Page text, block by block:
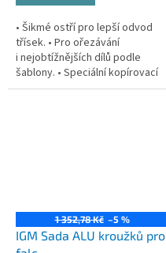
• Šikmé ostří pro lepší odvod
třísek. • Pro ořezávání
i nejobtížnějších dílů podle
šablony. • Speciální kopírovací
ložisko na čele frézy. S extra
1 352,78 Kč –5 %
IGM Sada ALU kroužků pro